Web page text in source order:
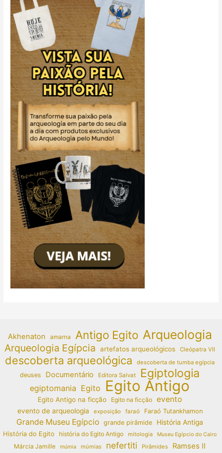
Akhenaton amarna Antigo Egito Arqueologia
Arqueologia Egípcia artefatos arqueológicos Cleópatra VII
descoberta arqueológica descoberta de tumba egípcia
deuses Documentário Editora Salvat Egiptologia
egiptomania Egito Egito Antigo
Egito Antigo na ficção Egito na ficção evento
evento de arqueologia exposição faraó Faraó Tutankhamon
Grande Museu Egípcio grande pirâmide
História Antiga
História do Egito
história do Egito Antigo mitologia Museu Egípcio do Cairo
Márcia Jamille múmia múmias nefertiti Pirâmides Ramses II